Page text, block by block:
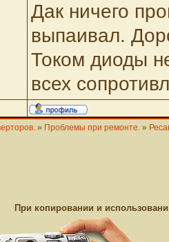
Дак ничего
выпаивал.
Током диоды
всех
» Проблемы при ремонте. »
При копировании и